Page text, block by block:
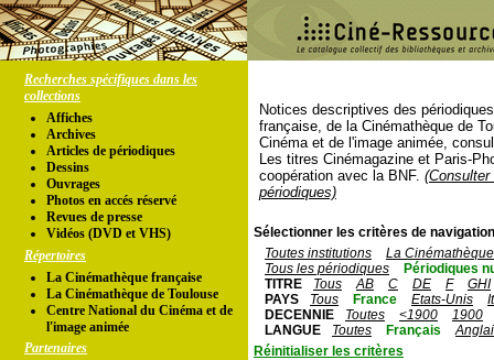
Recherches spécifiques dans les
collections
Affiches
Archives
Articles de périodiques
Dessins
Ouvrages
Photos en accés réservé
Revues de presse
Vidéos (DVD et VHS)
Répertoires
La Cinémathèque française
La Cinémathèque de Toulouse
Centre National du Cinéma et de
l'image animée
Partenaires
Notices descriptives des
française, de la Cinémathèque de
Cinéma et de l'image animée,
Les titres Cinémagazine et Paris-
coopération avec la BNF.
périodiques)
Sélectionner les critères de
Toutes institutions
La
Tous les périodiques
Périodiques
TITRE
Tous AB C DE F
GHI
PAYS
Tous France Etats-Unis
DECENNIE
Toutes <1900
1900
LANGUE
Toutes Français
Réinitialiser les critères